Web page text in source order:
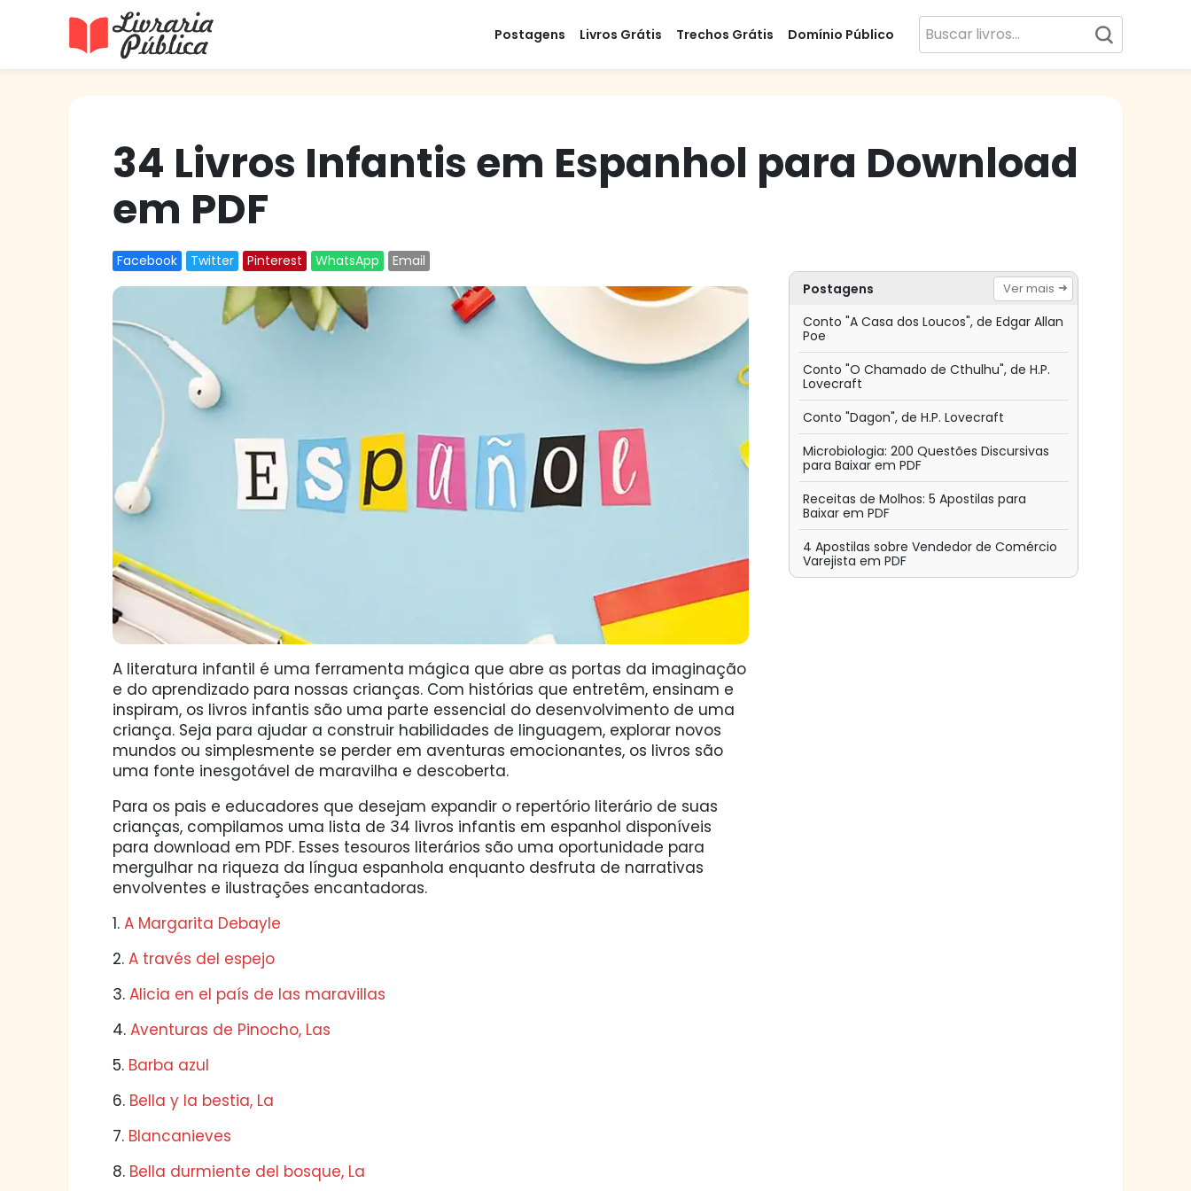
Postagens Livros Grátis Trechos Grátis Domínio Público
34 Livros Infantis em Espanhol para Download
em PDF
Facebook Twitter Pinterest WhatsApp Email
A literatura infantil é uma ferramenta mágica que abre as portas da imaginação
e do aprendizado para nossas crianças. Com histórias que entretêm, ensinam e
inspiram, os livros infantis são uma parte essencial do desenvolvimento de uma
criança. Seja para ajudar a construir habilidades de linguagem, explorar novos
mundos ou simplesmente se perder em aventuras emocionantes, os livros são
uma fonte inesgotável de maravilha e descoberta.
Para os pais e educadores que desejam expandir o repertório literário de suas
crianças, compilamos uma lista de 34 livros infantis em espanhol disponíveis
para download em PDF. Esses tesouros literários são uma oportunidade para
mergulhar na riqueza da língua espanhola enquanto desfruta de narrativas
envolventes e ilustrações encantadoras.
1. A Margarita Debayle
2. A través del espejo
3. Alicia en el país de las maravillas
4. Aventuras de Pinocho, Las
5. Barba azul
6. Bella y la bestia, La
7. Blancanieves
8. Bella durmiente del bosque, La
Postagens Ver mais
Conto "A Casa dos Loucos", de Edgar Allan
Poe
Conto "O Chamado de Cthulhu", de H.P.
Lovecraft
Conto "Dagon", de H.P. Lovecraft
Microbiologia: 200 Questões Discursivas
para Baixar em PDF
Receitas de Molhos: 5 Apostilas para
Baixar em PDF
4 Apostilas sobre Vendedor de Comércio
Varejista em PDF